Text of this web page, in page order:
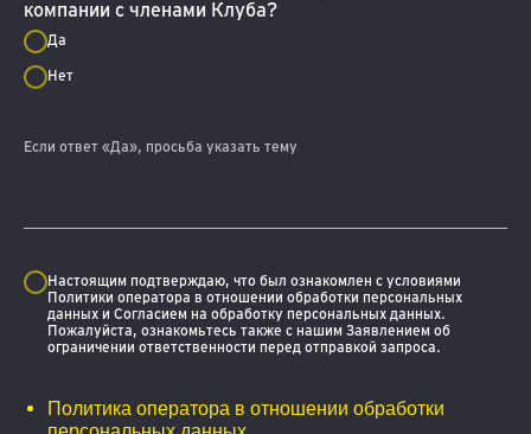
компании с членами Клуба?
Да
Нет
Если ответ «Да», просьба указать тему
Настоящим подтверждаю, что был ознакомлен с условиями
Политики оператора в отношении обработки персональных
данных и Согласием на обработку персональных данных.
Пожалуйста, ознакомьтесь также с нашим Заявлением об
ограничении ответственности перед отправкой запроса.
Политика оператора в отношении обработки